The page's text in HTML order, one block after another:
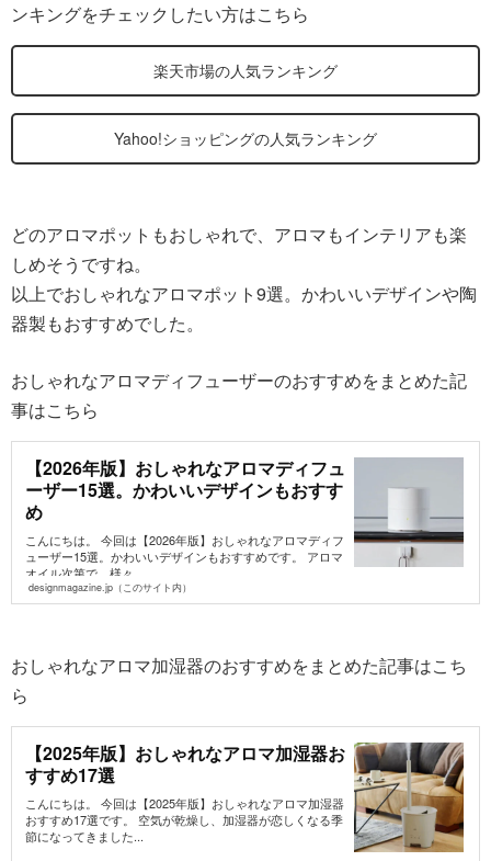
ンキングをチェックしたい方はこちら
楽天市場の人気ランキング
Yahoo!ショッピングの人気ランキング
どのアロマポットもおしゃれで、アロマもインテリアも楽
しめそうですね。
以上でおしゃれなアロマポット9選。かわいいデザインや陶
器製もおすすめでした。
おしゃれなアロマディフューザーのおすすめをまとめた記
事はこちら
【2026年版】おしゃれなアロマディフュ
ーザー15選。かわいいデザインもおすす
め
こんにちは。 今回は【2026年版】おしゃれなアロマディフ
ューザー15選。かわいいデザインもおすすめです。 アロマ
オイル次第で、様々...
designmagazine.jp（このサイト内）
おしゃれなアロマ加湿器のおすすめをまとめた記事はこち
ら
【2025年版】おしゃれなアロマ加湿器お
すすめ17選
こんにちは。 今回は【2025年版】おしゃれなアロマ加湿器
おすすめ17選です。 空気が乾燥し、加湿器が恋しくなる季
節になってきました...